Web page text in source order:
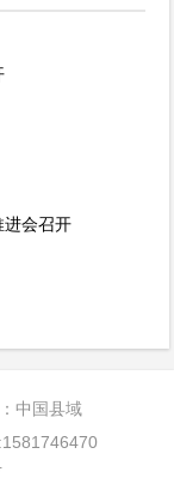
进会召开
中国县域